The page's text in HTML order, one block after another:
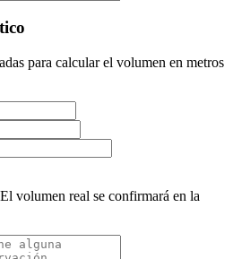
para calcular el volumen en metros
volumen real se confirmará en la